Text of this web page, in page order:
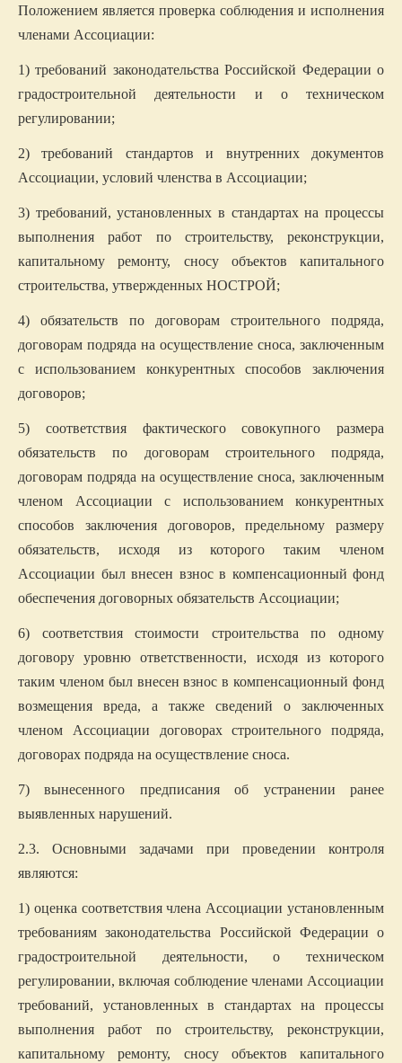
Положением является проверка соблюдения и исполнения
членами Ассоциации:
1) требований законодательства Российской Федерации о
градостроительной деятельности и о техническом
регулировании;
2) требований стандартов и внутренних документов
Ассоциации, условий членства в Ассоциации;
3) требований, установленных в стандартах на процессы
выполнения работ по строительству, реконструкции,
капитальному ремонту, сносу объектов капитального
строительства, утвержденных НОСТРОЙ;
4) обязательств по договорам строительного подряда,
договорам подряда на осуществление сноса, заключенным
с использованием конкурентных способов заключения
договоров;
5) соответствия фактического совокупного размера
обязательств по договорам строительного подряда,
договорам подряда на осуществление сноса, заключенным
членом Ассоциации с использованием конкурентных
способов заключения договоров, предельному размеру
обязательств, исходя из которого таким членом
Ассоциации был внесен взнос в компенсационный фонд
обеспечения договорных обязательств Ассоциации;
6) соответствия стоимости строительства по одному
договору уровню ответственности, исходя из которого
таким членом был внесен взнос в компенсационный фонд
возмещения вреда, а также сведений о заключенных
членом Ассоциации договорах строительного подряда,
договорах подряда на осуществление сноса.
7) вынесенного предписания об устранении ранее
выявленных нарушений.
2.3. Основными задачами при проведении контроля
являются:
1) оценка соответствия члена Ассоциации установленным
требованиям законодательства Российской Федерации о
градостроительной деятельности, о техническом
регулировании, включая соблюдение членами Ассоциации
требований, установленных в стандартах на процессы
выполнения работ по строительству, реконструкции,
капитальному ремонту, сносу объектов капитального